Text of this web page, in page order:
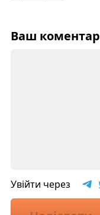
Ваш коментар
Увійти через